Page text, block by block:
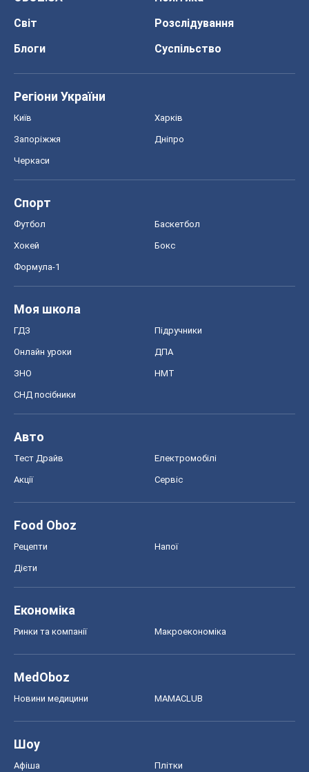
Світ
Розслідування
Блоги
Суспільство
Регіони України
Київ Харків
Запоріжжя Дніпро
Черкаси
Спорт
Футбол Баскетбол
Хокей Бокс
Формула-1
Моя школа
ГДЗ Підручники
Онлайн уроки ДПА
ЗНО НМТ
СНД посібники
Авто
Тест Драйв Електромобілі
Акції Сервіс
Food Oboz
Рецепти Напої
Дієти
Економіка
Ринки та компанії Макроекономіка
MedOboz
Новини медицини MAMACLUB
Шоу
Афіша Плітки